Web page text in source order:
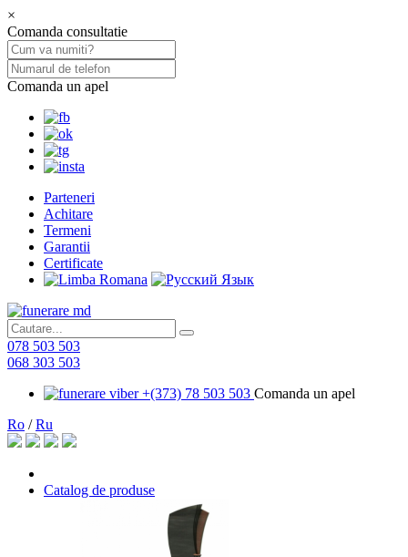
×
Comanda consultatie
Comanda un apel
Parteneri
Achitare
Termeni
Garantii
Certificate
078 503 503
068 303 503
+(373) 78 503 503 Comanda un apel
Ro /Ru
Catalog de produse